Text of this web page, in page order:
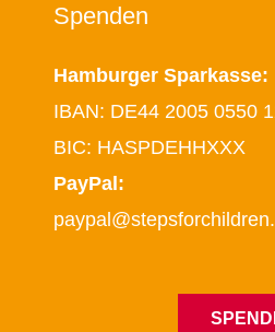
Spenden
Hamburger Sparkasse:
IBAN: DE44 2005 0550
BIC: HASPDEHHXXX
PayPal: